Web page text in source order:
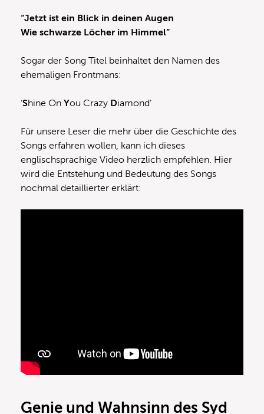
“Jetzt ist ein Blick in deinen Augen
Wie schwarze Löcher im Himmel”
Sogar der Song Titel beinhaltet den Namen des
ehemaligen Frontmans:
‘Shine On You Crazy Diamond’
Für unsere Leser die mehr über die Geschichte des
Songs erfahren wollen, kann ich dieses
englischsprachige Video herzlich empfehlen. Hier
wird die Entstehung und Bedeutung des Songs
nochmal detaillierter erklärt:
Genie und Wahnsinn des Syd